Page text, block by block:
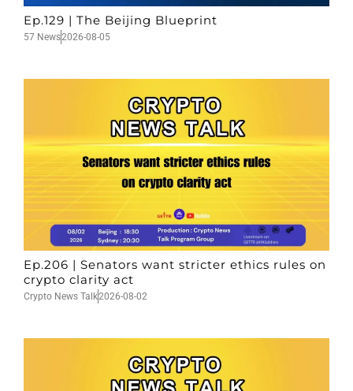
Ep.129 | The Beijing Blueprint
57 News2026-08-05
Ep.206 | Senators want stricter ethics rules on
crypto clarity act
Crypto News Talk2026-08-02